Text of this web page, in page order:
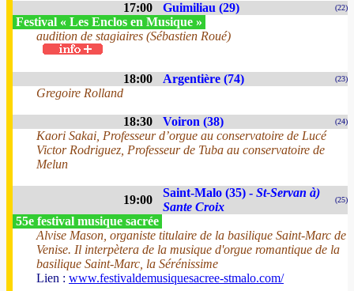
17:00 Guimiliau (29) (22)
Festival « Les Enclos en Musique »
audition de stagiaires (Sébastien Roué)
18:00 Argentière (74) (23)
Gregoire Rolland
18:30 Voiron (38) (24)
Kaori Sakai, Professeur d’orgue au conservatoire de Lucé
Victor Rodriguez, Professeur de Tuba au conservatoire de
Melun
19:00
Saint-Malo (35) - St-Servan à)
Sante Croix
(25)
55e festival musique sacrée
Alvise Mason, organiste titulaire de la basilique Saint-Marc de
Venise. Il interpètera de la musique d'orgue romantique de la
basilique Saint-Marc, la Sérénissime
Lien : www.festivaldemusiquesacree-stmalo.com/